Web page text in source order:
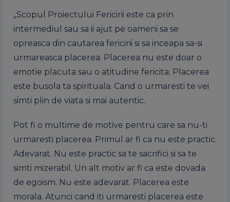
„Scopul Proiectului Fericirii este ca prin
intermediul sau sa ii ajut pe oameni sa se
opreasca din cautarea fericirii si sa inceapa sa-si
urmareasca placerea. Placerea nu este doar o
emotie placuta sau o atitudine fericita. Placerea
este busola ta spirituala. Cand o urmaresti te vei
simti plin de viata si mai autentic.
Pot fi o multime de motive pentru care sa nu-ti
urmaresti placerea. Primul ar fi ca nu este practic.
Adevarat. Nu este practic sa te sacrifici si sa te
simti mizerabil. Un alt motiv ar fi ca este dovada
de egoism. Nu este adevarat. Placerea este
morala. Atunci cand iti urmaresti placerea este